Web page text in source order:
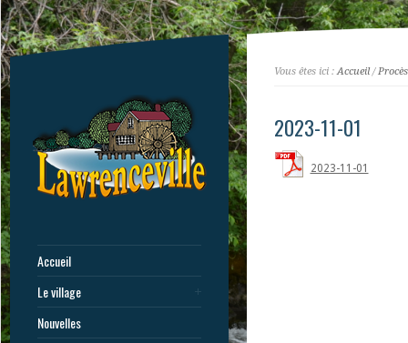
Accueil
Le village
Nouvelles
Vous êtes ici :Accueil/
2023-11-01
2023-11-01